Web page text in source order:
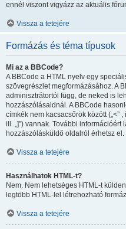
ennél viszont vigyázz az aktuális
Vissza a tetejére
Formázás és téma típusok
Mi az a BBCode?
A BBCode a HTML nyelv egy
szövegrészlet megformázásához. A
adminisztrátortól függ, de neked is
hozzászólásaidnál. A BBCode
címkék nem kacsacsőrök között („<”
ill. „]”) vannak. További
hozzászólásküldő oldalról érhetsz el.
Vissza a tetejére
Használhatok HTML-t?
Nem. Nem lehetséges HTML-t
legtöbb HTML-lel létrehozható
Vissza a tetejére